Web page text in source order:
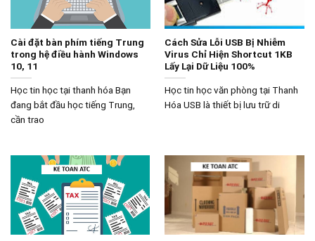
Cài đặt bàn phím tiếng Trung
trong hệ điều hành Windows
10, 11
Học tin học tại thanh hóa Bạn
đang bắt đầu học tiếng Trung,
cần trao
Cách Sửa Lỗi USB Bị Nhiễm
Virus Chỉ Hiện Shortcut 1KB
Lấy Lại Dữ Liệu 100%
Học tin học văn phòng tại Thanh
Hóa USB là thiết bị lưu trữ di